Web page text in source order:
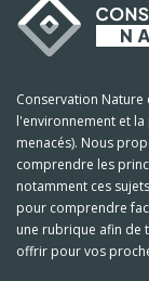
Conservation
l'environnement et
menacés). Nous
comprendre les
notamment ces
pour comprendre
une rubrique afin de
offrir pour vos